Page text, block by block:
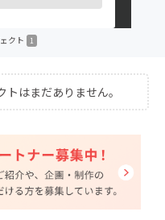
クト 1
はまだありません。